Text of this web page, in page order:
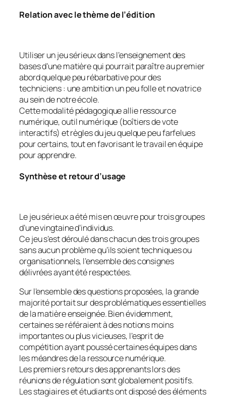
Relation avec le thème de l’édition
Utiliser un jeu sérieux dans l’enseignement des
bases d’une matière qui pourrait paraître au premier
abord quelque peu rébarbative pour des
techniciens : une ambition un peu folle et novatrice
au sein de notre école.
Cette modalité pédagogique allie ressource
numérique, outil numérique (boîtiers de vote
interactifs) et règles du jeu quelque peu farfelues
pour certains, tout en favorisant le travail en équipe
pour apprendre.
Synthèse et retour d’usage
Le jeu sérieux a été mis en œuvre pour trois groupes
d’une vingtaine d’individus.
Ce jeu s’est déroulé dans chacun des trois groupes
sans aucun problème qu’ils soient techniques ou
organisationnels, l’ensemble des consignes
délivrées ayant été respectées.
Sur l’ensemble des questions proposées, la grande
majorité portait sur des problématiques essentielles
de la matière enseignée. Bien évidemment,
certaines se référaient à des notions moins
importantes ou plus vicieuses, l’esprit de
compétition ayant poussé certaines équipes dans
les méandres de la ressource numérique.
Les premiers retours des apprenants lors des
réunions de régulation sont globalement positifs.
Les stagiaires et étudiants ont disposé des éléments